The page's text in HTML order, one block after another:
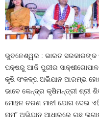
ଭୁବନେଶ୍ୱର : ଭାରତ ସରକାରଙ୍କ
ପକ୍ଷରୁ ଆଜି ପୁରୀର
କୃଷି ସଂକଳ୍ପ ଅଭିଯାନ ଆରମ୍ଭ
ଭାବେ କେନ୍ଦ୍ର କୃଷିମନ୍ତ୍ରୀ ଶ୍ରୀ
ମୋହନ ଚରଣ ମାଝୀ ଯୋଗ ଦେଇ ଏହି
ନାମ” ଅଭିଯାନ ଆଧାରରେ ଗଛ